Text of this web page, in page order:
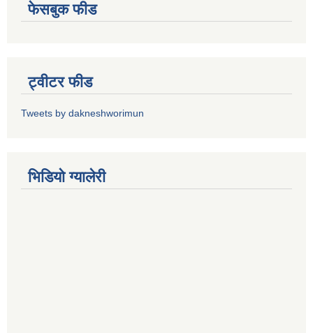
फेसबुक फीड
ट्वीटर फीड
Tweets by dakneshworimun
भिडियाे ग्यालेरी